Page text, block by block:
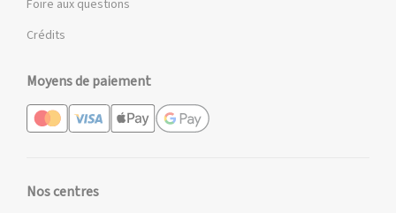
Foire aux questions
Crédits
Moyens de paiement
Nos centres